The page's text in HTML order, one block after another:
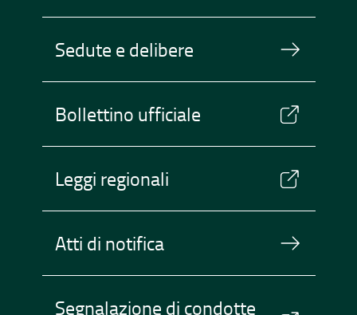
Sedute e delibere
Bollettino ufficiale
Leggi regionali
Atti di notifica
Segnalazione di condotte